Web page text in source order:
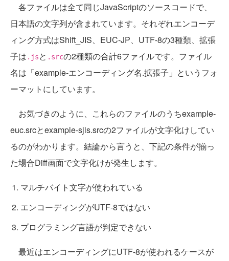
各ファイルは全て同じJavaScriptのソースコードで、
日本語の文字列が含まれています。それぞれエンコーデ
ィング方式はShift_JIS、EUC-JP、UTF-8の3種類、拡張
子は .jsと .srcの2種類の合計6ファイルです。ファイル
名は「example-エンコーディング名.拡張子」というフォ
ーマットにしています。
お気づきのように、これらのファイルのうちexample-
euc.srcとexample-sjis.srcの2ファイルが文字化けしてい
るのがわかります。結論から言うと、下記の条件が揃っ
た場合Diff画面で文字化けが発生します。
マルチバイト文字が使われている
エンコーディングがUTF-8ではない
プログラミング言語が判定できない
最近はエンコーディングにUTF-8が使われるケースが